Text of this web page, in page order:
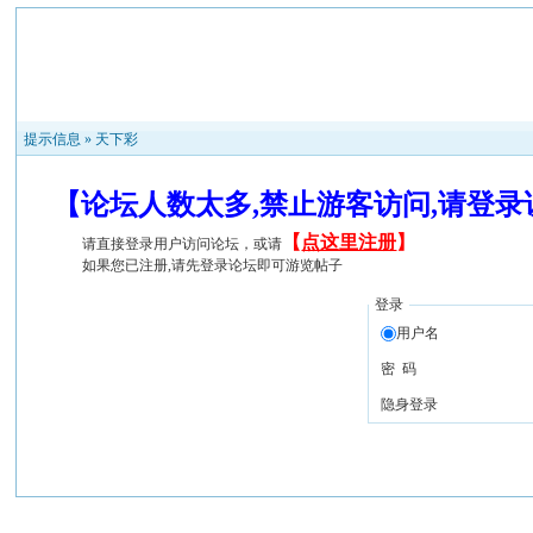
提示信息 » 天下彩
【论坛人数太多,禁止游客访问,请登
请直接登录用户访问论坛，或请 【 点这里注册】
如果您已注册,请先登录论坛即可游览帖子
登录
用户名
密 码
隐身登录